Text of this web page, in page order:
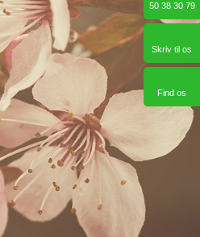
50 38 30 79​
Skriv til os​
Find os​